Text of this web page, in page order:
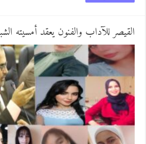
القيصر للآداب والفنون يعقد أمسيته